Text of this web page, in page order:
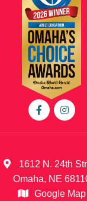
1612 N. 24th
Omaha, NE
Google Map